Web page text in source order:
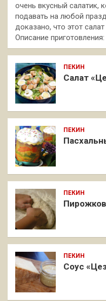
очень вкусный салатик,
подавать на любой
доказано, что этот
Описание приготовления:
ПЕКИН
Салат
ПЕКИН
ПЕКИН
ПЕКИН
Соус